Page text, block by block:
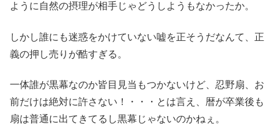
ように自然の摂理が相手じゃどうしようもなかったか。
しかし誰にも迷惑をかけていない嘘を正そうだなんて、正
義の押し売りが酷すぎる。
一体誰が黒幕なのか皆目見当もつかないけど、忍野扇、お
前だけは絶対に許さない！・・・とは言え、暦が卒業後も
扇は普通に出てきてるし黒幕じゃないのかねぇ。